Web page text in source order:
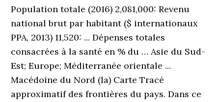
Population totale (2016) 2,081,000: Revenu
national brut par habitant ($ internationaux
PPA, 2013) 11,520: ... Dépenses totales
consacrées à la santé en % du … Asie du Sud-
Est; Europe; Méditerranée orientale ...
Macédoine du Nord (la) Carte Tracé
approximatif des frontières du pays. Dans ce